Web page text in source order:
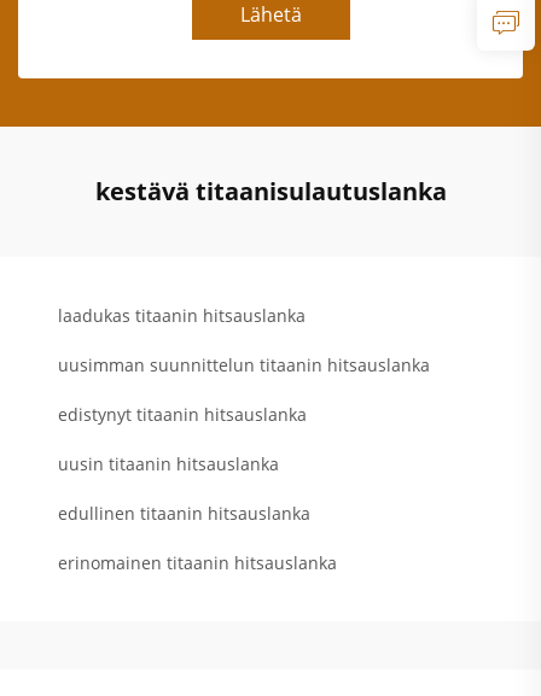
Lähetä
kestävä titaanisulautuslanka
laadukas titaanin hitsauslanka
uusimman suunnittelun titaanin hitsauslanka
edistynyt titaanin hitsauslanka
uusin titaanin hitsauslanka
edullinen titaanin hitsauslanka
erinomainen titaanin hitsauslanka